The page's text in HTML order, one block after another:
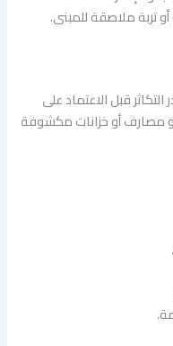
تربة ملاصقة للمبنى.
قبل الاعتماد على
مصارف أو خزانات مكشوفة